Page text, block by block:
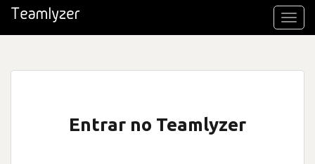
Entrar no Teamlyzer